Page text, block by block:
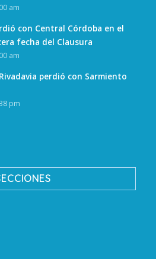
am
con Central Córdoba en el
fecha del Clausura
am
perdió con Sarmiento
pm